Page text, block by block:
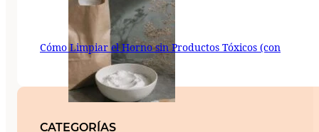
Cómo Limpiar el Horno sin Productos Tóxicos (con
CATEGORÍAS